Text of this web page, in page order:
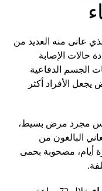
عانى منه العديد من
في زيادة حالات الإصابة
الجسم الدفاعية
الأفراد أكثر
ليس مجرد مرض بسيط،
البالغون من
أيام، مصحوبة بحمى